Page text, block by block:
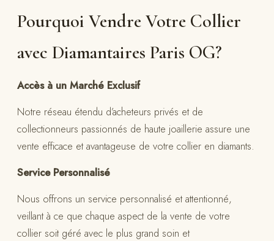
Pourquoi Vendre Votre Collier
avec Diamantaires Paris OG?
Accès à un Marché Exclusif
Notre réseau étendu d’acheteurs privés et de
collectionneurs passionnés de haute joaillerie assure une
vente efficace et avantageuse de votre collier en diamants.
Service Personnalisé
Nous offrons un service personnalisé et attentionné,
veillant à ce que chaque aspect de la vente de votre
collier soit géré avec le plus grand soin et